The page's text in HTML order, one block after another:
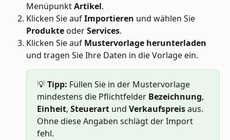
Menüpunkt Artikel.
Klicken Sie auf Importieren und wählen Sie
Produkte oder Services.
Klicken Sie auf Mustervorlage herunterladen
und tragen Sie Ihre Daten in die Vorlage ein.
💡 Tipp: Füllen Sie in der Mustervorlage
mindestens die Pflichtfelder Bezeichnung,
Einheit, Steuerart und Verkaufspreis aus.
Ohne diese Angaben schlägt der Import
fehl.